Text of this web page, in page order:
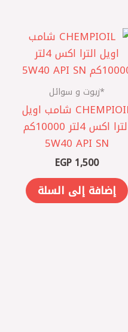
*زيوت و سوائل
CHEMPIOIL شامب اويل
الترا اكس 4لتر 10000كم
5W40 API SN
EGP 1,500
إضافة إلى السلة